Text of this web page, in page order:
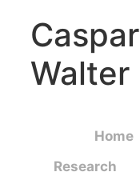
Walter
Home
Research